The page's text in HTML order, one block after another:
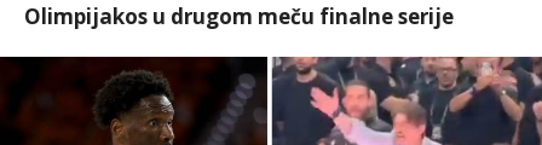
Olimpijakos u drugom meču finalne serije